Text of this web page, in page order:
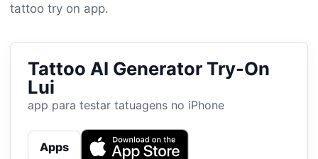
tattoo try on app.
Tattoo AI Generator Try-On
Lui
app para testar tatuagens no iPhone
Apps